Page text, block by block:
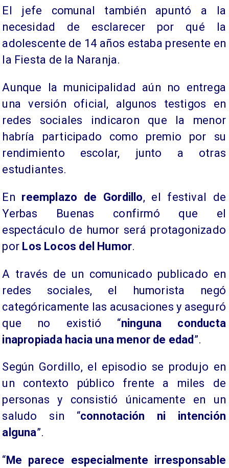
El jefe comunal también apuntó a la
necesidad de esclarecer por qué la
adolescente de 14 años estaba presente en
la Fiesta de la Naranja.
Aunque la municipalidad aún no entrega
una versión oficial, algunos testigos en
redes sociales indicaron que la menor
habría participado como premio por su
rendimiento escolar, junto a otras
estudiantes.
En reemplazo de Gordillo, el festival de
Yerbas Buenas confirmó que el
espectáculo de humor será protagonizado
por Los Locos del Humor.
A través de un comunicado publicado en
redes sociales, el humorista negó
categóricamente las acusaciones y aseguró
que no existió “ninguna conducta
inapropiada hacia una menor de edad ”.
Según Gordillo, el episodio se produjo en
un contexto público frente a miles de
personas y consistió únicamente en un
saludo sin “connotación ni intención
alguna”.
“ Me parece especialmente irresponsable